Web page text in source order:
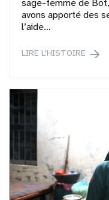
sage-femme de
avons apporté des
l’aide…
LIRE L'HISTOIRE